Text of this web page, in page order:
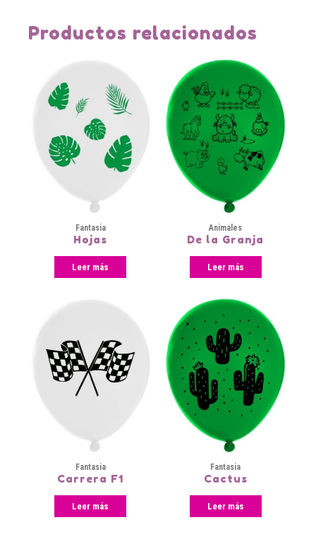
Productos relacionados
Fantasia
Hojas
Leer más
Animales
De la Granja
Leer más
Fantasia
Carrera F1
Leer más
Fantasia
Cactus
Leer más